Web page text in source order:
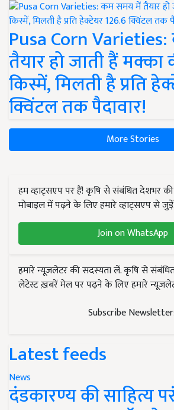
Pusa Corn
तैयार हो जाती हैं मक्का
किस्में, मिलती है प्रति
क्विंटल तक पैदावार!
More Stories
हम व्हाट्सएप पर हैं! कृषि से संबंधित देशभर
मोबाइल में पढ़ने के लिए हमारे व्हाट्सएप से जुड़ें.
Join on WhatsApp
हमारे न्यूज़लेटर की सदस्यता लें. कृषि से
लेटेस्ट ख़बरें मेल पर पढ़ने के लिए हमारे
Subscribe
Latest feeds
News
दंडकारण्य की साहित्य